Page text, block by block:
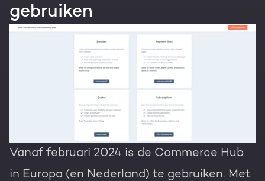
gebruiken
Vanaf februari 2024 is de Commerce Hub
in Europa (en Nederland) te gebruiken. Met